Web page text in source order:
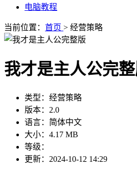
电脑教程
当前位置： 首页 > 经营策略
我才是主人公完
类型： 经营策略
版本： 2.0
语言： 简体中文
大小： 4.17 MB
等级：
更新： 2024-10-12 14:29